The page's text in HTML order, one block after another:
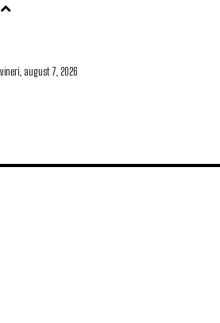
vineri, august 7, 2026